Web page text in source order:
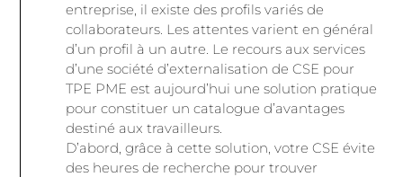
entreprise, il existe des profils variés de
collaborateurs. Les attentes varient en général
d’un profil à un autre. Le recours aux services
d’une société d’externalisation de CSE pour
TPE PME est aujourd’hui une solution pratique
pour constituer un catalogue d’avantages
destiné aux travailleurs.
D’abord, grâce à cette solution, votre CSE évite
des heures de recherche pour trouver